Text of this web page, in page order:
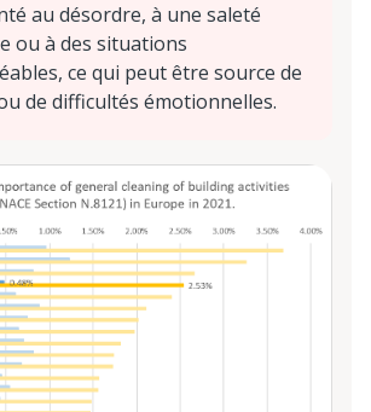
au désordre, à une saleté
ou à des situations
ce qui peut être source de
de difficultés émotionnelles.